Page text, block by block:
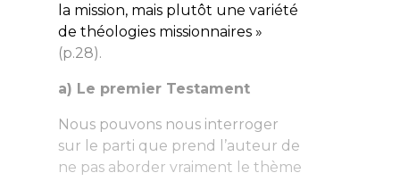
la mission, mais plutôt une variété
de théologies missionnaires »
(p.28).
a) Le premier Testament
Nous pouvons nous interroger
sur le parti que prend l’auteur de
ne pas aborder vraiment le thème